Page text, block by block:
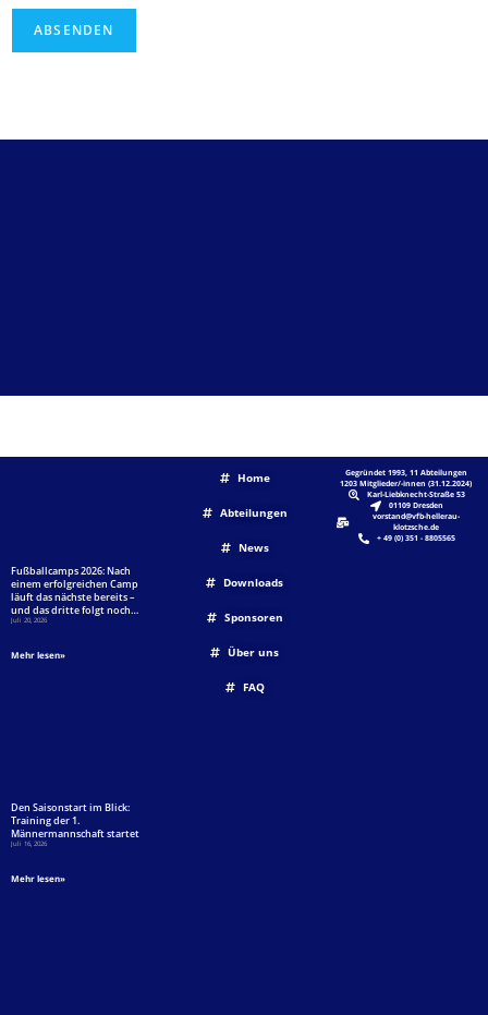
ABSENDEN
Fußballcamps 2026: Nach
einem erfolgreichen Camp
läuft das nächste bereits –
und das dritte folgt noch…
Juli 20, 2026
Mehr lesen»
Den Saisonstart im Blick:
Training der 1.
Männermannschaft startet
Juli 16, 2026
Mehr lesen»
Home
Abteilungen
News
Downloads
Sponsoren
Über uns
FAQ
Gegründet 1993, 11 Abteilungen
1203 Mitglieder/-innen (31.12.2024)
Karl-Liebknecht-Straße 53
01109 Dresden
vorstand@vfb-hellerau-
klotzsche.de
+ 49 (0) 351 - 8805565